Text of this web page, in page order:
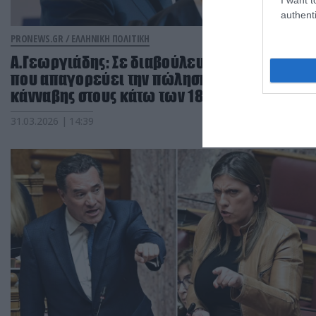
PRONEWS.GR / ΕΛΛΗΝΙΚΗ ΠΟΛΙΤΙΚΗ
Α.Γεωργιάδης: Σε διαβούλευση νομοσχέδιο
που απαγορεύει την πώληση προϊόντων
κάνναβης στους κάτω των 18 ετών
31.03.2026 | 14:39